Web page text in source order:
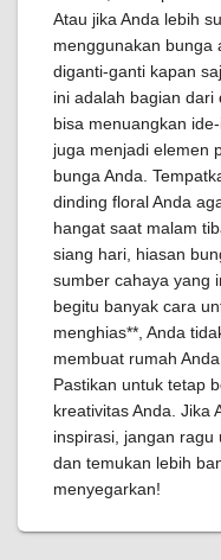
Atau jika Anda lebih
menggunakan bunga
diganti-ganti kapan
ini adalah bagian dari
bisa menuangkan
juga menjadi elemen
bunga Anda.
dinding floral Anda
hangat saat malam
siang hari, hiasan
sumber cahaya yang
begitu banyak cara
menghias**, Anda
membuat rumah
Pastikan untuk tetap
kreativitas Anda. Jika
inspirasi, jangan ragu
dan temukan lebih
menyegarkan!